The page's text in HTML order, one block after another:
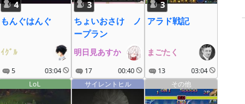
4
もんぐはんぐ
ｲｸﾞﾙ
5 03:04
3
ちょいおさけ ノ
ープラン
明日見あすか
17 00:40
3
アラド戦記
まごたく
13
03:04
LoL サイレントヒル その他